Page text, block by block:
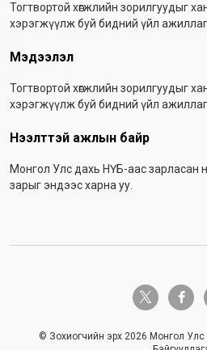
Тогтвортой хөгжлийн зорилгуудыг
хэрэгжүүлж буй бидний үйл
Мэдээлэл
Тогтвортой хөгжлийн зорилгуудыг
хэрэгжүүлж буй бидний үйл
Нээлттэй ажлын байр
Монгол Улс дахь НҮБ-аас зарласан
зарыг эндээс харна уу.
twitter-x
© Зохиогчийн эрх 2026 Монгол